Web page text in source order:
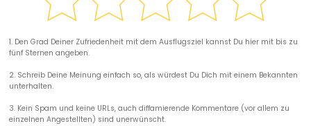
1. Den Grad Deiner Zufriedenheit mit dem Ausflugsziel kannst Du hier mit bis zu
fünf Sternen angeben.
2. Schreib Deine Meinung einfach so, als würdest Du Dich mit einem Bekannten
unterhalten.
3. Kein Spam und keine URLs, auch diffamierende Kommentare (vor allem zu
einzelnen Angestellten) sind unerwünscht.